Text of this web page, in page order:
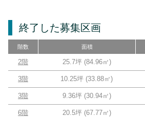
終了した募集区画
階数 面積
2階 25.7坪 (84.96㎡)
3階 10.25坪 (33.88㎡)
3階 9.36坪 (30.94㎡)
6階 20.5坪 (67.77㎡)